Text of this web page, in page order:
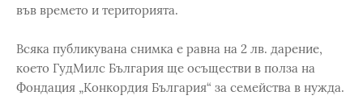
във времето и територията.
Всяка публикувана снимка е равна на 2 лв. дарение,
което ГудМилс България ще осъществи в полза на
Фондация „Конкордия България“ за семейства в нужда.